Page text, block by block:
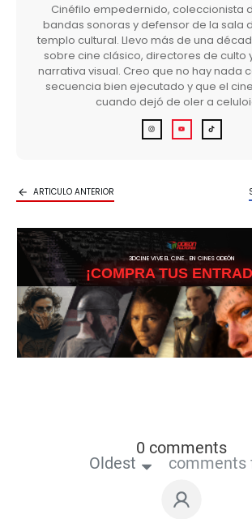
Cinéfilo empedernido, coleccionista
bandas sonoras y defensor de la sala
templo cultural. Llevo más de una
sobre cine clásico, directores de culto
narrativa visual. Creo que no hay nada
secuencia bien ejecutado y que el
cuando dejó de oler a
ARTICULO ANTERIOR
3DCINE VIVE EL CINE… EN CINES ODEÓN
¡COMPRA TUS
0 comments
Oldest comments